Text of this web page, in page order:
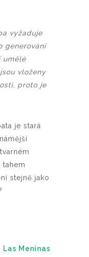
vyžaduje
generování
umělé
vloženy
proto je
je stará
stejně jako
Las Meninas